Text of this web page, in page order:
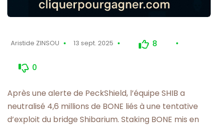
Aristide ZINSOU 13 sept. 2025 8
0
Après une alerte de PeckShield, l’équipe SHIB a
neutralisé 4,6 millions de BONE liés à une tentative
d’exploit du bridge Shibarium. Staking BONE mis en